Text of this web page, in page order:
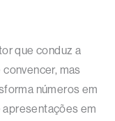
que conduz a
mas
números em
em